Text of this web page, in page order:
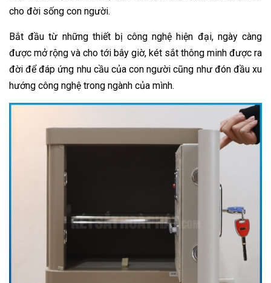
cho đời sống con người.
Bắt đầu từ những thiết bị công nghệ hiện đại, ngày càng
được mở rộng và cho tới bây giờ, két sắt thông minh được ra
đời để đáp ứng nhu cầu của con người cũng như đón đầu xu
hướng công nghệ trong ngành của mình.